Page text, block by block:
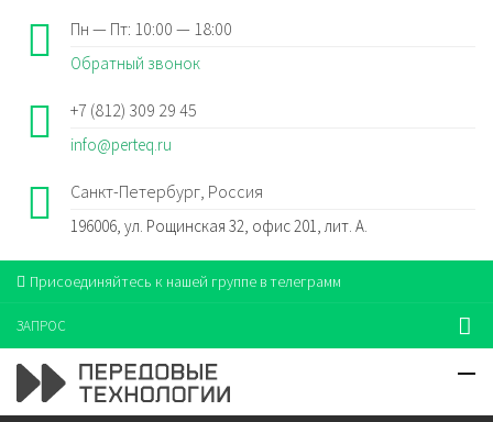
Пн — Пт: 10:00 — 18:00
Обратный звонок
+7 (812) 309 29 45
info@perteq.ru
Санкт-Петербург, Россия
196006, ул. Рощинская 32, офис 201, лит. А.
Присоединяйтесь к нашей группе в телеграмм
ЗАПРОС